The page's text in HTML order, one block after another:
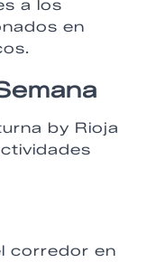
a los
en
by Rioja
corredor en